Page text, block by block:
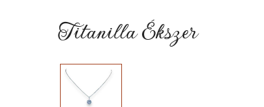
Titanilla Ékszer